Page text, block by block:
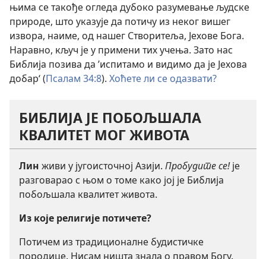
њима се такође огледа дубоко разумевање људске
природе, што указује да потичу из неког вишег
извора, наиме, од нашег Створитеља, Јехове Бога.
Наравно, кључ је у примени тих учења. Зато нас
Библија позива да ’испитамо и видимо да је Јехова
добар‘ (Псалам 34:8). Хоћете ли се одазвати?
БИБЛИЈА ЈЕ ПОБОЉШАЛА
КВАЛИТЕТ МОГ ЖИВОТА
Лин живи у југоисточној Азији. Пробудите се!је
разговарао с њом о томе како јој је Библија
побољшала квалитет живота.
Из које религије потичете?
Потичем из традиционалне будистичке
породице. Нисам ништа знала о правом Богу.